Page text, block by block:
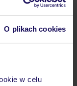
O plikach cookies
w celu